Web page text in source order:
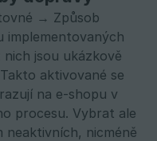
→ Způsob
implementovaných
jsou ukázkově
aktivované se
na e-shopu v
procesu. Vybrat ale
neaktivních, nicméně